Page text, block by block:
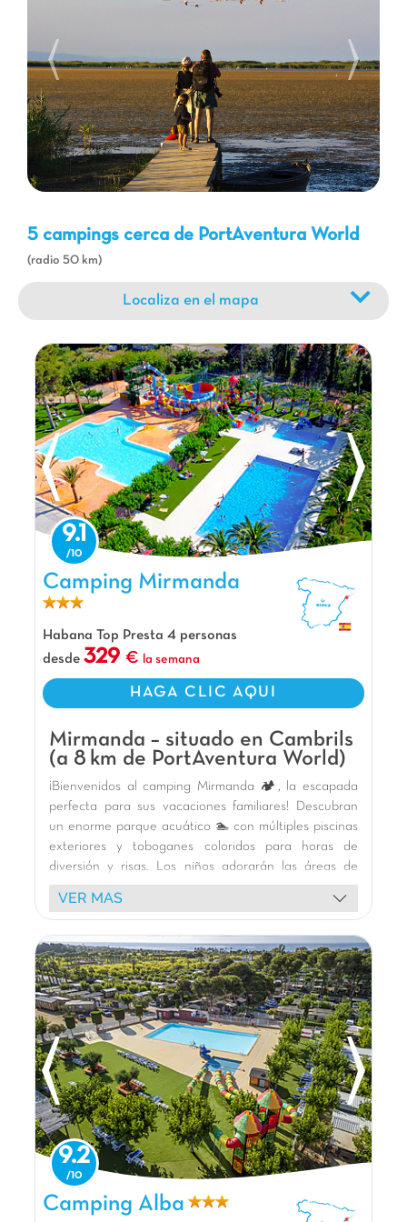
Tarragona
, ciudad declarada Patrimonio de la Humanidad por
la UNESCO, con su anfiteatro romano y sus murallas. El Delta
del Ebro, un parque natural de biodiversidad excepcional, es
ideal para paseos en bicicleta, observación de aves y el
descubrimiento de paisajes únicos. Con un camping Capfun
como base, tiene la seguridad de combinar la emoción del
parque con la belleza natural y cultural de la región, para
5 campings cerca de PortAventura World
(radio 50 km)
Camping Mirmanda, Camping Cataluña
9.1
Camping Mirmanda
Habana Top Presta 4 personas
desde 329 la semana
HAGA CLIC AQUI
Mirmanda – situado en Cambrils
(a 8 km de PortAventura World)
¡Bienvenidos al camping Mirmanda 🏕️, la escapada
perfecta para sus vacaciones familiares! Descubran
un enorme parque acuático 🏊 con múltiples piscinas
exteriores y toboganes coloridos para horas de
diversión y risas. Los niños adorarán las áreas de
juego temáticas, el castillo de aventuras y la piscina
de bolas interior. Disfruten de un variado programa
espectáculos y actividades deportivas como pádel y
fútbol. Nuestros cómodos bungalows de madera 🏡
con terraza son ideales para relajarse. Exploren los
alrededores: la playa de Salou 🏖️, el encantador
puerto de Cambrils, la riqueza histórica de Tarragona
(UNESCO) y las emociones de Port Aventura 🎢.
¡Unas vacaciones inolvidables les esperan bajo el sol!
🌞
La opinión de Carolina
El camping está a 7 minutos en bicicleta del
centro de Cambrils, una de las ciudades más
agradables de la costa española. Hermosa
riviera, llena de pequeños restaurantes,
VER MAS
Camping Alba, Camping Cataluña
9.2
Camping Alba
Localiza en el mapa